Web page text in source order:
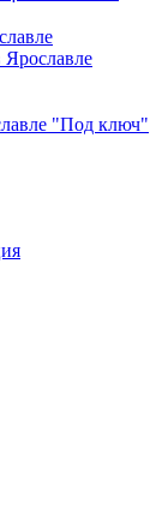
"Под ключ"